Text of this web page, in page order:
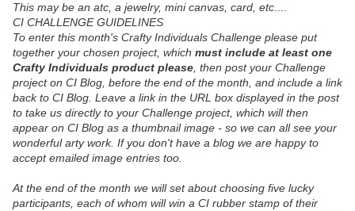
This may be an atc, a jewelry, mini canvas, card, etc
CI CHALLENGE GUIDELINES
To enter this month's Crafty Individuals Challenge please put
together your chosen project, which must include at least one
Crafty Individuals product please , then post your Challenge
project on CI Blog, before the end of the month, and include a link
back to CI Blog. Leave a link in the URL box displayed in the post
to take us directly to your Challenge project, which will then
appear on CI Blog as a thumbnail image - so we can all see your
wonderful arty work. If you don't have a blog we are happy to
accept emailed image entries too.
At the end of the month we will set about choosing five lucky
participants, each of whom will win a CI rubber stamp of their